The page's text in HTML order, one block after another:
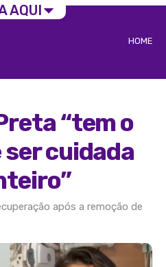
HOME
“tem o
cuidada
após a remoção de
AQUI